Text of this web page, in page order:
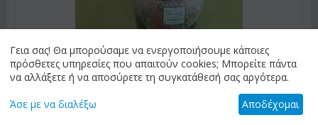
ΚΩΔΙΚΟΣ:
Γεια σας! Θα μπορούσαμε να ενεργοποιήσουμε κάποιες
πρόσθετες υπηρεσίες που απαιτούν cookies; Μπορείτε πάντα
να αλλάξετε ή να αποσύρετε τη συγκατάθεσή σας αργότερα.
Άσε με να διαλέξω Αποδέχομαι